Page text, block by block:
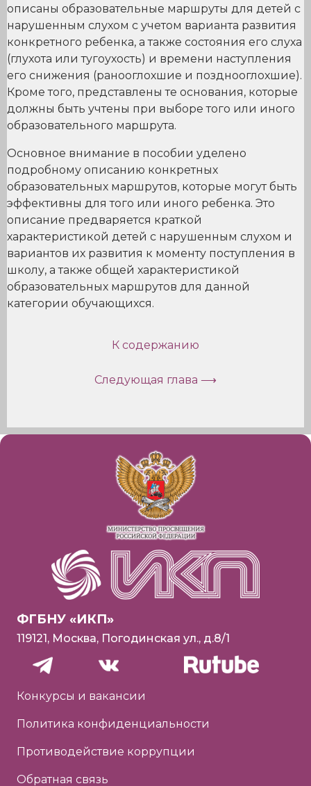
описаны образовательные маршруты для детей с
нарушенным слухом с учетом варианта развития
конкретного ребенка, а также состояния его слуха
(глухота или тугоухость) и времени наступления
его снижения (ранооглохшие и позднооглохшие).
Кроме того, представлены те основания, которые
должны быть учтены при выборе того или иного
образовательного маршрута.
Основное внимание в пособии уделено
подробному описанию конкретных
образовательных маршрутов, которые могут быть
эффективны для того или иного ребенка. Это
описание предваряется краткой
характеристикой детей с нарушенным слухом и
вариантов их развития к моменту поступления в
школу, а также общей характеристикой
образовательных маршрутов для данной
категории обучающихся.
К содержанию
Следующая глава ⟶
ФГБНУ «ИКП»
119121, Москва, Погодинская ул., д.8/1
Конкурсы и вакансии
Политика конфиденциальности
Противодействие коррупции
Обратная связь